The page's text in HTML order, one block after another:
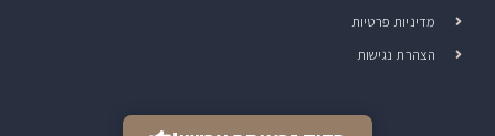
מדיניות פרטיות
הצהרת נגישות